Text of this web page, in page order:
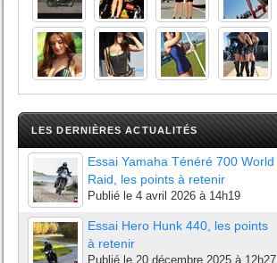
LES DERNIÈRES ACTUALITÉS
Essai Yamaha Ténéré 700 World
Raid, les points à retenir
Publié le 4 avril 2026 à 14h19
Essai Hero Hunk 440, les points
à retenir
Publié le 20 décembre 2025 à 12h27